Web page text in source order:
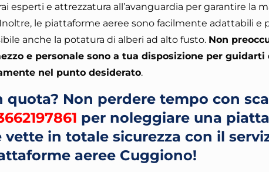
esperti e attrezzatura all’avanguardia per garantire la
le piattaforme aeree sono facilmente adattabili e
anche la potatura di alberi ad alto fusto. Non
e personale sono a tua disposizione per guidarti
nel punto desiderato.
quota? Non perdere tempo con
per noleggiare una
in totale sicurezza con il
aeree Cuggiono!